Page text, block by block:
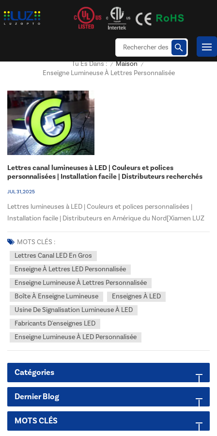
Tu Es Dans : / Maison /
Enseigne Lumineuse À Lettres Personnalisée
Lettres canal lumineuses à LED | Couleurs et polices
personnalisées | Installation facile | Distributeurs recherchés
JUL 31, 2025
Lettres lumineuses à LED | Couleurs et polices personnalisées |
Installation facile | Distributeurs en Amérique du Nord[Xiamen LUZ
OPTO] : Fabricants d'enseignes LED Dédié à votre réussite.Fatigué de
vous approvisionner en solutions d'affichage LED fragmentées et
incohérentes pour vos clients exige...
MOTS CLÉS :
Lettres Canal LED En Gros
Enseigne À Lettres LED Personnalisée
Enseigne Lumineuse À Lettres Personnalisée
Boîte À Enseigne Lumineuse
Enseignes À LED
Usine De Signalisation Lumineuse À LED
Fabricants D'enseignes LED
Enseigne Lumineuse À LED Personnalisée
Catégories
Dernier Blog
MOTS CLÉS